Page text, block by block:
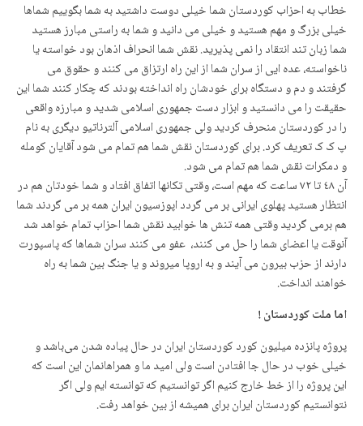
خطاب به احزاب کوردستان شما خیلی دوست داشتید به شما بگوییم شماها
خیلی بزرگ و مهم هستید و خیلی می دانید و شما به راستی مبارز هستید
شما زبان تند انتقاد را نمی پذیرید. نقش شما انحراف اذهان بود خواسته یا
ناخواسته، عده ایی از سران شما از این راه ارتزاق می کنند و حقوق می
گرفتند و دم و دستگاه برای خودشان راه انداخته بودند که چکار کنند شما این
حقیقت را می دانستید و ابزار دست جمهوری اسلامی شدید و مبارزه واقعی
را در کوردستان منحرف کردید ولی جمهوری اسلامی آلترناتیو دیگری به نام
پ ک ک تعریف کرد. برای کوردستان نقش شما هم تمام می شود آقایان کومله
و دمکرات نقش شما هم تمام می شود.
آن ٤٨ تا ٧٢ ساعت که مهم است، وقتی تکانها اتفاق افتاد و شما خودتان هم در
انتظار هستید پهلوی ایرانی بر می گردد اپوزسیون ایران همه بر می گردند شما
هم برمی گردید وقتی همه تنش ها خوابید نقش شما احزاب تمام خواهد شد
آنوقت یا اعضای شما را حل می کنند، عفو می کنند سران شماها که پاسپورت
دارند از حزب بیرون می آیند و بە اروپا میروند و یا جنگ بین شما به راه
خواهند انداخت.
اما ملت کوردستان !
پروژه پانزده میلیون کورد کوردستان ایران در حال پیادە شدن می‌باشد و
خیلی خوب در حال جا افتادن است ولی امید ما و همراهانمان این است که
این پروژه را از خط خارج کنیم اگر توانستیم که توانسته ایم ولی اگر
نتوانستیم کوردستان ایران برای همیشه از بین خواهد رفت.